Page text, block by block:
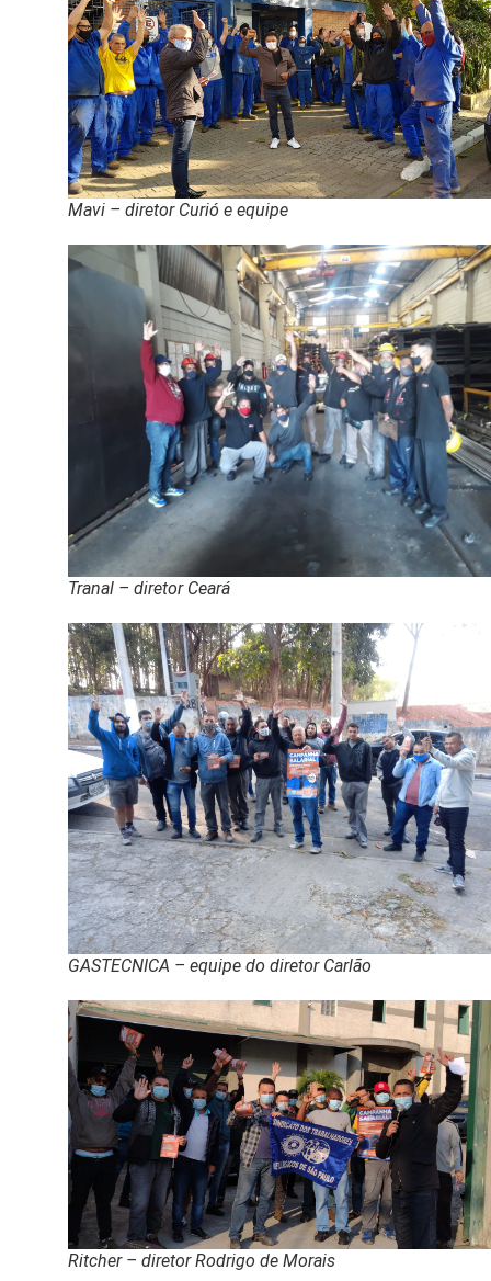
Mavi – diretor Curió e equipe
Tranal – diretor Ceará
GASTECNICA – equipe do diretor Carlão
Ritcher – diretor Rodrigo de Morais